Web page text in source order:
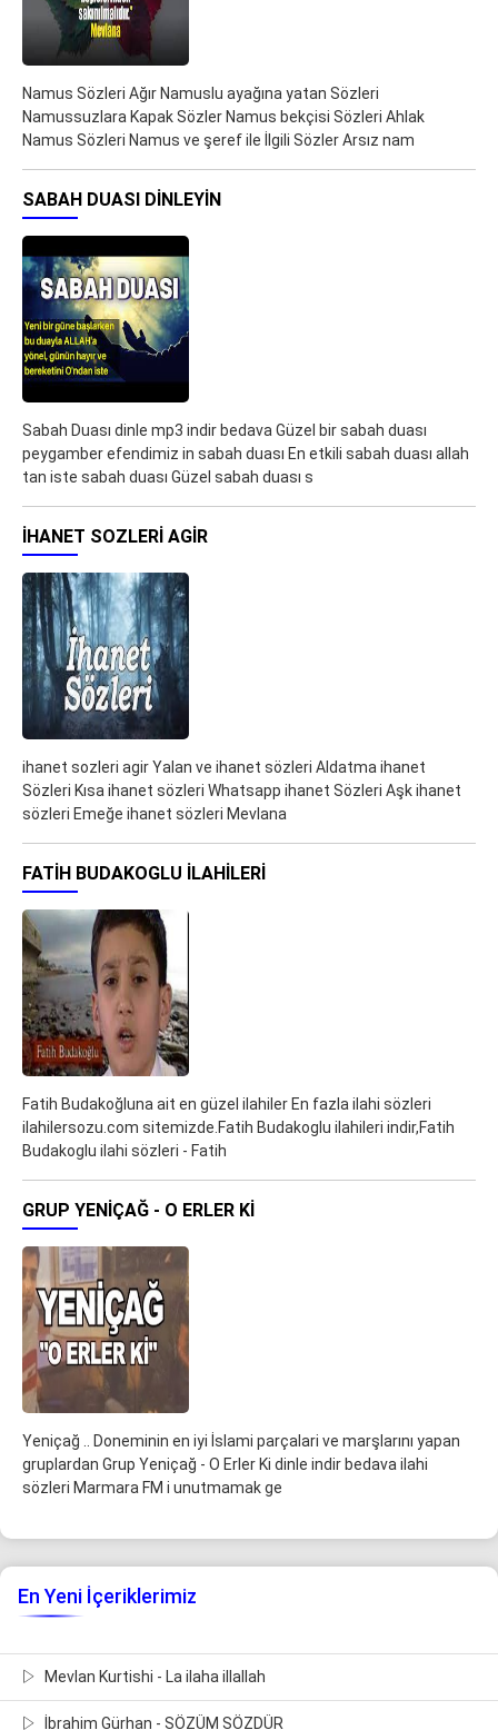
Namus Sözleri Ağır Namuslu ayağına yatan Sözleri
Namussuzlara Kapak Sözler Namus bekçisi Sözleri Ahlak
Namus Sözleri Namus ve şeref ile İlgili Sözler Arsız nam
SABAH DUASI DINLEYIN
Sabah Duası dinle mp3 indir bedava Güzel bir sabah duası
peygamber efendimiz in sabah duası En etkili sabah duası allah
tan iste sabah duası Güzel sabah duası s
IHANET SOZLERI AGIR
ihanet sozleri agir Yalan ve ihanet sözleri Aldatma ihanet
Sözleri Kısa ihanet sözleri Whatsapp ihanet Sözleri Aşk ihanet
sözleri Emeğe ihanet sözleri Mevlana
FATIH BUDAKOGLU ILAHILERI
Fatih Budakoğluna ait en güzel ilahiler En fazla ilahi sözleri
ilahilersozu.com sitemizde.Fatih Budakoglu ilahileri indir,Fatih
Budakoglu ilahi sözleri - Fatih
GRUP YENIÇAĞ - O ERLER KI
Yeniçağ .. Doneminin en iyi İslami parçalari ve marşlarını yapan
gruplardan Grup Yeniçağ - O Erler Ki dinle indir bedava ilahi
sözleri Marmara FM i unutmamak ge
En Yeni İçeriklerimiz
Mevlan Kurtishi - La ilaha illallah
İbrahim Gürhan - SÖZÜM SÖZDÜR